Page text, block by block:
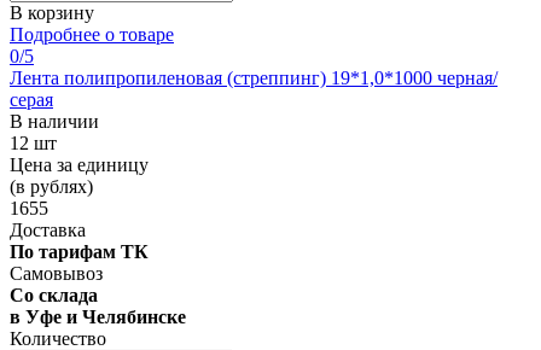
В корзину
Подробнее о товаре
0/5
Лента полипропиленовая (стреппинг) 19*1,0*1000 черная/
серая
В наличии
12 шт
Цена за единицу
(в рублях)
1655
Доставка
По тарифам ТК
Самовывоз
Со склада
в Уфе и Челябинске
Количество